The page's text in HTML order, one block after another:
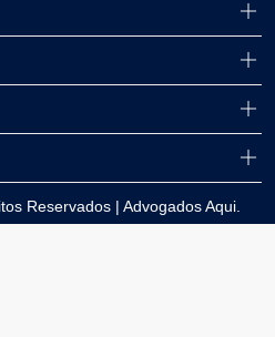
Reservados | Advogados Aqui.